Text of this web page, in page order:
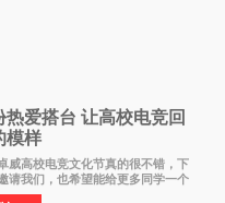
热爱搭台 让高校电竞回
模样
高校电竞文化节真的很不错，下
请我们，也希望能给更多同学一个
会。 2026卓威高校电竞文化节